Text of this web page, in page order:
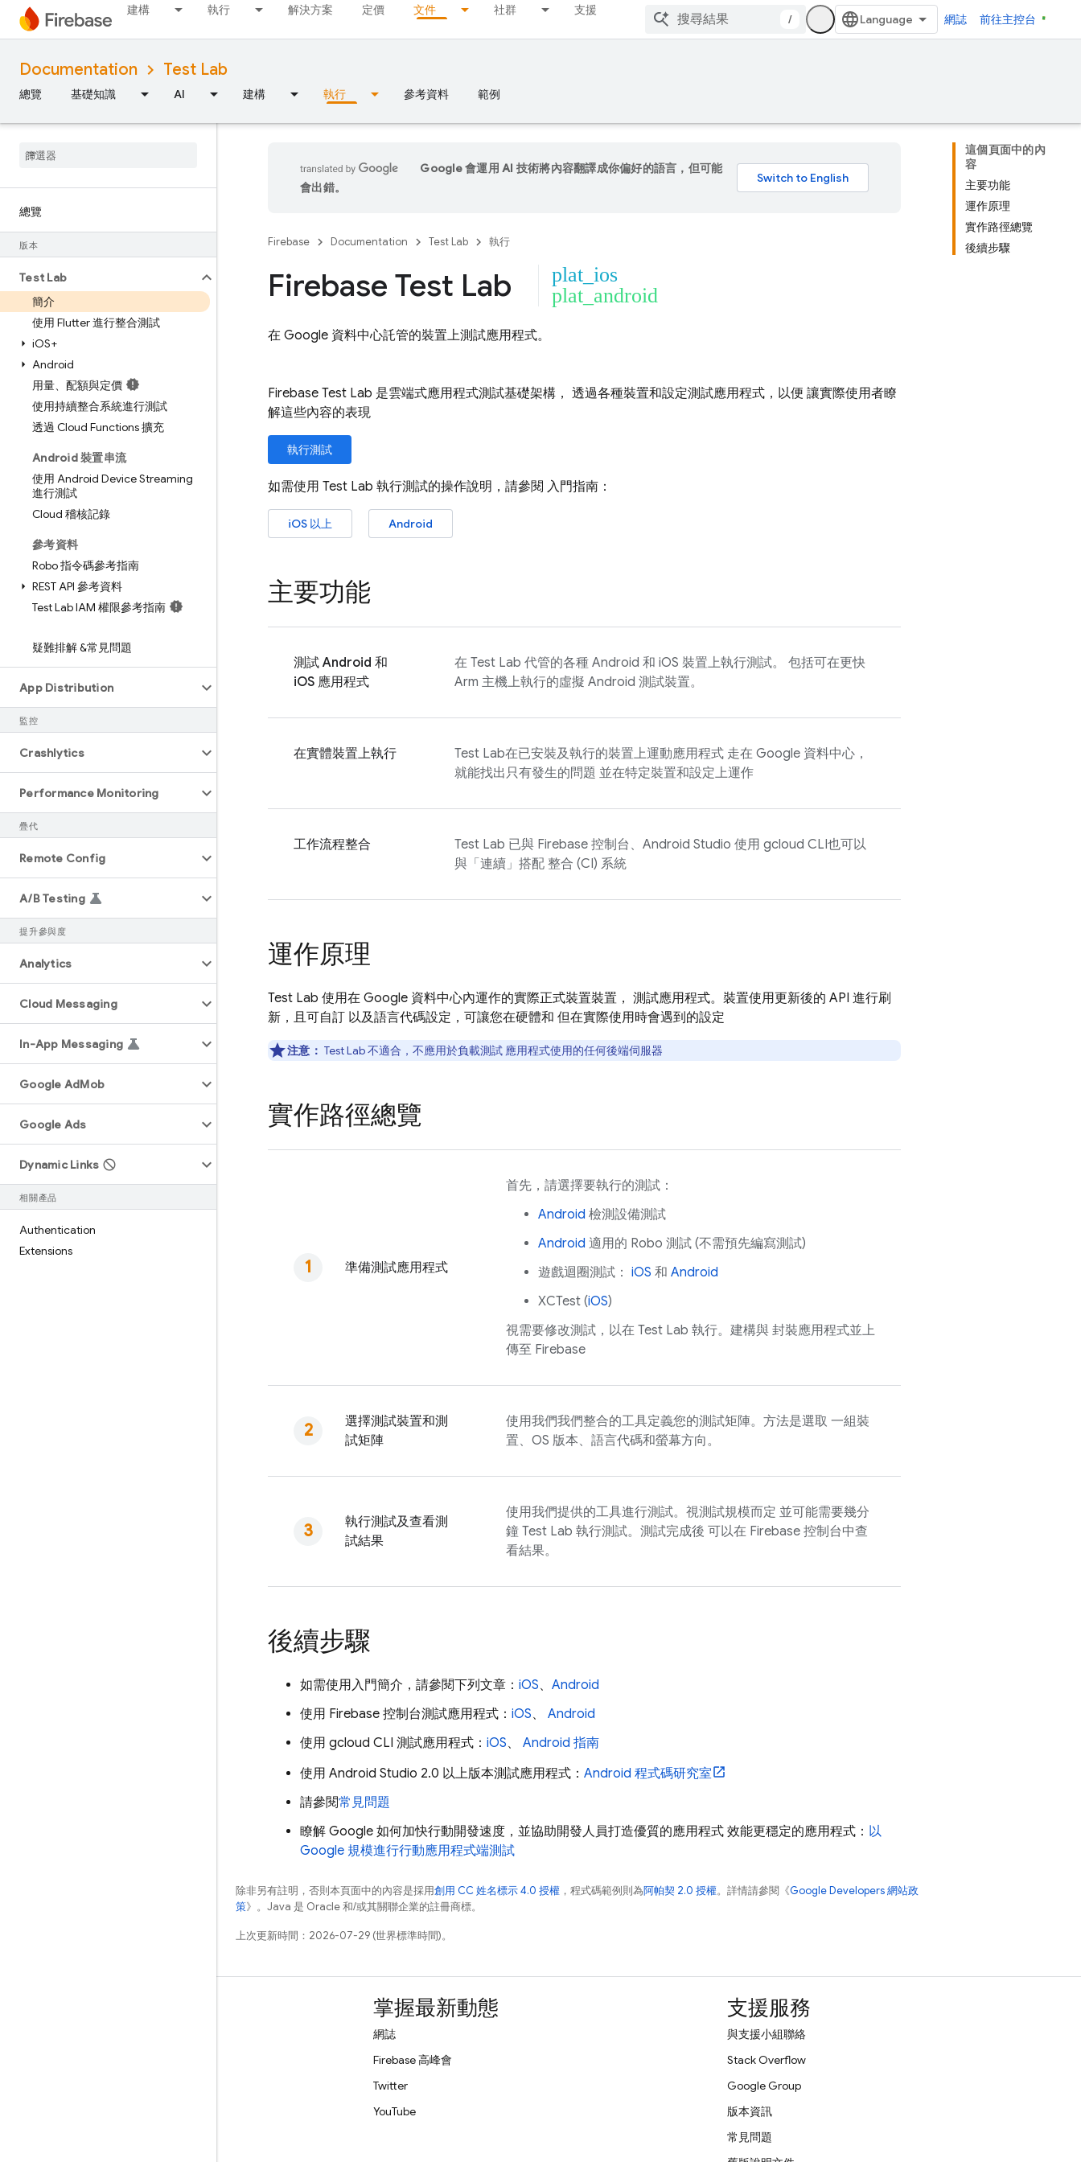
建構 執行 解決方案 定價 文件 社群 支援
/ 網誌 前往主控台
Documentation Test Lab
總覽 基礎知識 AI 建構 執行 參考資料 範例
總覽
版本
Test Lab
簡介
使用 Flutter 進行整合測試
iOS+
Android
用量、配額與定價
使用持續整合系統進行測試
透過 Cloud Functions 擴充
Android 裝置串流
使用 Android Device Streaming
進行測試
Cloud 稽核記錄
參考資料
Robo 指令碼參考指南
REST API 參考資料
Test Lab IAM 權限參考指南
疑難排解 &常見問題
App Distribution
監控
Crashlytics
Performance Monitoring
疊代
Remote Config
A/B Testing
提升參與度
Analytics
Cloud Messaging
In-App Messaging
Google AdMob
Google Ads
Dynamic Links
相關產品
Authentication
Extensions
這個頁面中的內
容
主要功能
運作原理
實作路徑總覽
後續步驟
Google 會運用 AI 技術將內容翻譯成你偏好的語言，但可能
會出錯。
Firebase Documentation Test Lab 執行
Firebase Test Lab
plat_ios
plat_android
在 Google 資料中心託管的裝置上測試應用程式。
Firebase Test Lab 是雲端式應用程式測試基礎架構， 透過各種裝置和設定測試應用程式，以便 讓實際使用者瞭
解這些內容的表現
執行測試
如需使用 Test Lab 執行測試的操作說明，請參閱 入門指南：
iOS 以上 Android
主要功能
測試 Android 和
iOS 應用程式
在 Test Lab 代管的各種 Android 和 iOS 裝置上執行測試。 包括可在更快
Arm 主機上執行的虛擬 Android 測試裝置。
在實體裝置上執行 Test Lab在已安裝及執行的裝置上運動應用程式 走在 Google 資料中心，
就能找出只有發生的問題 並在特定裝置和設定上運作
工作流程整合 Test Lab 已與 Firebase 控制台、Android Studio 使用 gcloud CLI也可以
與「連續」搭配 整合 (CI) 系統
運作原理
Test Lab 使用在 Google 資料中心內運作的實際正式裝置裝置， 測試應用程式。裝置使用更新後的 API 進行刷
新，且可自訂 以及語言代碼設定，可讓您在硬體和 但在實際使用時會遇到的設定
注意： Test Lab不適合，不應用於負載測試 應用程式使用的任何後端伺服器
實作路徑總覽
準備測試應用程式
首先，請選擇要執行的測試：
Android 檢測設備測試
Android 適用的 Robo 測試 (不需預先編寫測試)
遊戲迴圈測試： iOS 和 Android
XCTest (iOS)
視需要修改測試，以在 Test Lab 執行。建構與 封裝應用程式並上
傳至 Firebase
選擇測試裝置和測
試矩陣
使用我們我們整合的工具定義您的測試矩陣。方法是選取 一組裝
置、OS 版本、語言代碼和螢幕方向。
執行測試及查看測
試結果
使用我們提供的工具進行測試。視測試規模而定 並可能需要幾分
鐘 Test Lab 執行測試。測試完成後 可以在 Firebase 控制台中查
看結果。
後續步驟
如需使用入門簡介，請參閱下列文章： iOS、 Android
使用 Firebase 控制台測試應用程式： iOS、 Android
使用 gcloud CLI 測試應用程式： iOS、 Android 指南
使用 Android Studio 2.0 以上版本測試應用程式： Android 程式碼研究室
請參閱常見問題
瞭解 Google 如何加快行動開發速度，並協助開發人員打造優質的應用程式 效能更穩定的應用程式： 以
Google 規模進行行動應用程式端測試
除非另有註明，否則本頁面中的內容是採用創用 CC 姓名標示 4.0 授權 ，程式碼範例則為阿帕契 2.0 授權。詳情請參閱《Google Developers 網站政
策》。Java 是 Oracle 和/或其關聯企業的註冊商標。
上次更新時間：2026-07-29 (世界標準時間)。
掌握最新動態
網誌
Firebase 高峰會
Twitter
YouTube
支援服務
與支援小組聯絡
Stack Overflow
Google Group
版本資訊
常見問題